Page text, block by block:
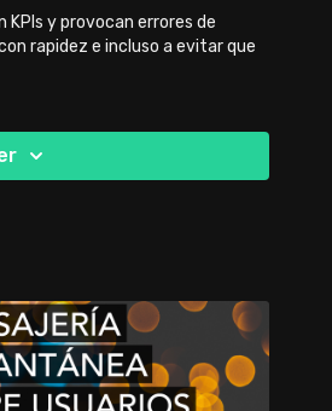
y provocan errores de
rapidez e incluso a evitar que